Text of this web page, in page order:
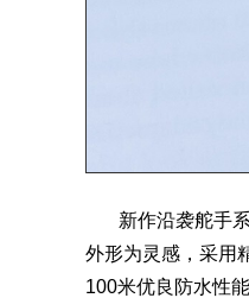
新作沿袭舵手系
外形为灵感，采用
100米优良防水性能